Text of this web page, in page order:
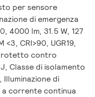
per sensore
di emergenza
4000 lm, 31.5 W, 127
CRI>90, UGR19,
contro
Classe di isolamento
di
corrente continua